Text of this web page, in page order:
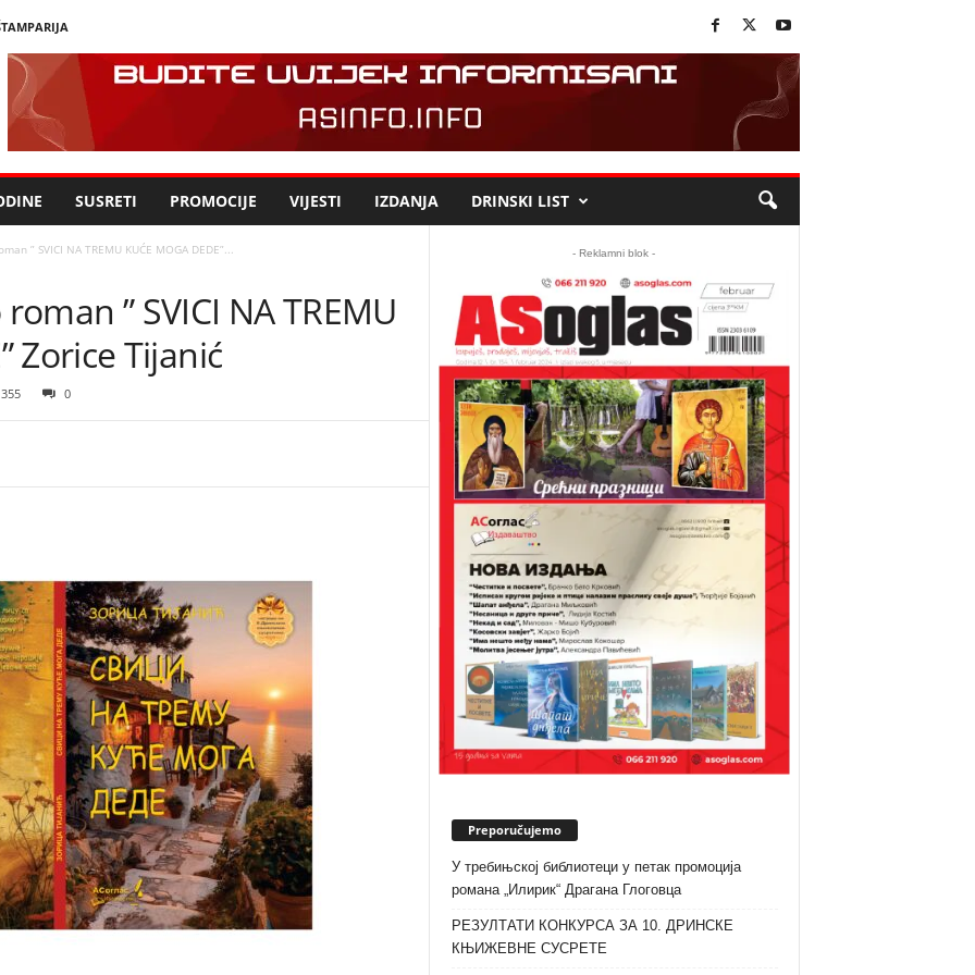
SUSRETI PROMOCIJE VIJESTI IZDANJA DRINSKI LIST
” SVICI NA TREMU KUĆE MOGA DEDE”...
” SVICI NA TREMU
Zorice Tijanić
355 0
- Reklamni blok -
Preporučujemo
У требињској библиотеци у петак промоција
романа „Илирик“ Драгана Глоговца
РЕЗУЛТАТИ КОНКУРСА ЗА 10. ДРИНСКЕ
КЊИЖЕВНЕ СУСРЕТЕ